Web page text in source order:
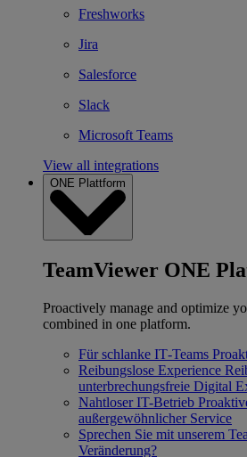
Freshworks
Jira
Salesforce
Slack
Microsoft Teams
View all integrations
ONE Plattform
TeamViewer ONE
Proactively manage and optimize
combined in one platform.
Für schlanke IT‐Teams
Reibungslose Experience
unterbrechungsfreie Digital
Nahtloser IT-Betrieb
außergewöhnlicher Service
Sprechen Sie mit unserem
Veränderung?